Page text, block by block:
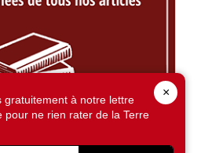
×
gratuitement à notre lettre
pour ne rien rater de la Terre